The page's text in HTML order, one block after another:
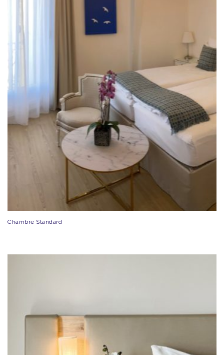
Chambre Standard